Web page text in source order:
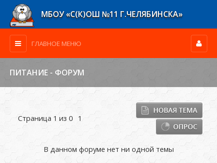
МБОУ «С(К)ОШ №11 Г.ЧЕЛЯБИНСКА»
ГЛАВНОЕ МЕНЮ
ПИТАНИЕ - ФОРУМ
Страница 1 из 0 1
В данном форуме нет ни одной темы